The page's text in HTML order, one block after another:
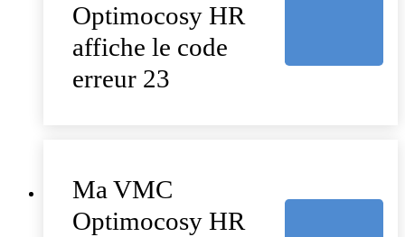
Optimocosy HR
affiche le code
erreur 23
Ma VMC
Optimocosy HR